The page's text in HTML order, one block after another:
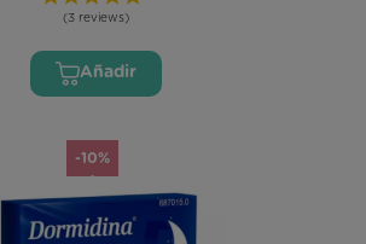
(3 reviews)
Añadir
-10%